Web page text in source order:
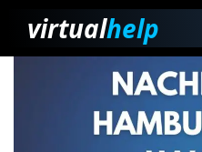
virtualhelp